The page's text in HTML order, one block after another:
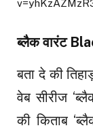
ब्लैक वारंट
बता दे की
वेब सीरीज
की किताब